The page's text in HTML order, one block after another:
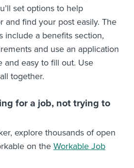
set options to help
and find your post easily. The
include a benefits section,
and use an application
and easy to fill out. Use
together.
for a job, not trying to
explore thousands of open
on the Workable Job